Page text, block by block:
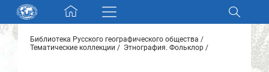
Skip navigation
Разделы и коллекции
Библиотека Русского географического общества
Тематические коллекции
Этнография. Фольклор